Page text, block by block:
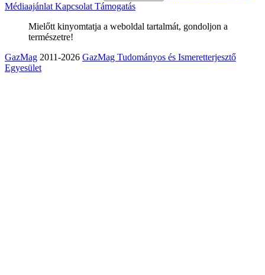
Médiaajánlat Kapcsolat Támogatás
Mielőtt kinyomtatja a weboldal tartalmát, gondoljon a
természetre!
GazMag 2011-2026 GazMag Tudományos és Ismeretterjesztő
Egyesület